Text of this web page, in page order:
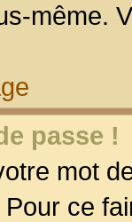
même.
passe !
mot
ce